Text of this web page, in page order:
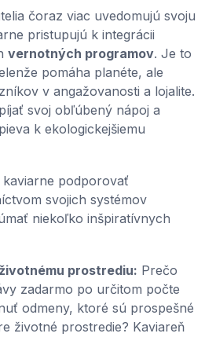
čoraz viac uvedomujú svoju
pristupujú k integrácii
vernotných programov. Je to
pomáha planéte, ale
v angažovanosti a lojalite.
svoj obľúbený nápoj a
k ekologickejšiemu
podporovať
svojich systémov
niekoľko inšpiratívnych
prostrediu: Prečo
zadarmo po určitom počte
odmeny, ktoré sú prospešné
životné prostredie? Kaviareň